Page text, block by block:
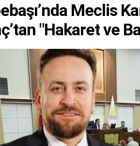
Meclis
"Hakaret ve